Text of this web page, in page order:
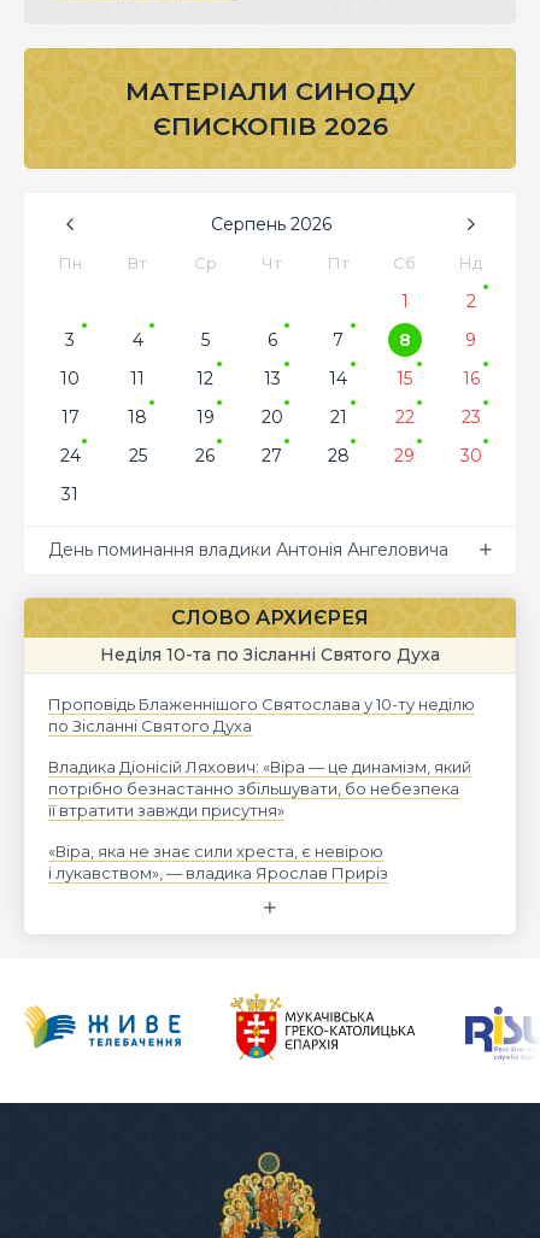
МАТЕРІАЛИ СИНОДУ
ЄПИСКОПІВ 2026
Серпень 2026
Пн Вт Ср Чт Пт Сб Нд
1
2
3
4 5 6 7 8
9
10
11 12 13 14 15
16
17
18 19 20 21 22
23
24
25 26 27 28 29
30
31
День поминання владики Антонія Ангеловича
СЛОВО АРХИЄРЕЯ
Неділя 10-та по Зісланні Святого Духа
Проповідь Блаженнішого Святослава у 10-ту неділю
по Зісланні Святого Духа
Владика Діонісій Ляхович: «Віра — це динамізм, який
потрібно безнастанно збільшувати, бо небезпека
її втратити завжди присутня»
«Віра, яка не знає сили хреста, є невірою
і лукавством», — владика Ярослав Приріз